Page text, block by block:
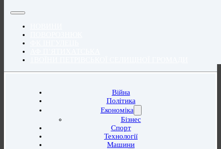
Війна
Політика
Економіка
Бізнес
Спорт
Технології
Машини